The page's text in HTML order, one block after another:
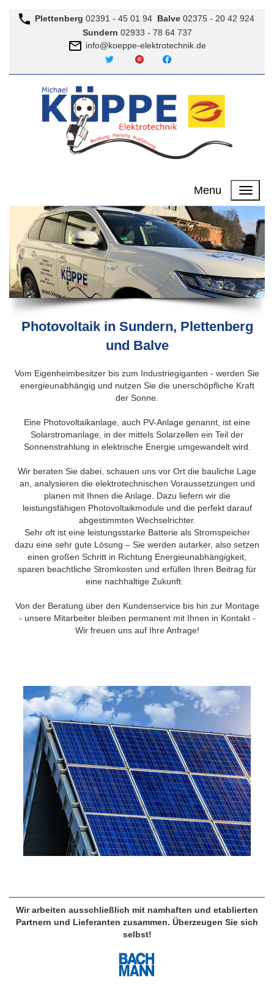
Plettenberg 02391 - 45 01 94 Balve 02375 - 20 42 924
Sundern 02933 - 78 64 737
info@koeppe-elektrotechnik.de
Menu
Photovoltaik in Sundern, Plettenberg
und Balve
Vom Eigenheimbesitzer bis zum Industriegiganten - werden Sie
energieunabhängig und nutzen Sie die unerschöpfliche Kraft
der Sonne.
Eine Photovoltaikanlage, auch PV-Anlage genannt, ist eine
Solarstromanlage, in der mittels Solarzellen ein Teil der
Sonnenstrahlung in elektrische Energie umgewandelt wird.
Wir beraten Sie dabei, schauen uns vor Ort die bauliche Lage
an, analysieren die elektrotechnischen Voraussetzungen und
planen mit Ihnen die Anlage. Dazu liefern wir die
leistungsfähigen Photovoltaikmodule und die perfekt darauf
abgestimmten Wechselrichter.
Sehr oft ist eine leistungsstarke Batterie als Stromspeicher
dazu eine sehr gute Lösung – Sie werden autarker, also setzen
einen großen Schritt in Richtung Energieunabhängigkeit,
sparen beachtliche Stromkosten und erfüllen Ihren Beitrag für
eine nachhaltige Zukunft.
Von der Beratung über den Kundenservice bis hin zur Montage
- unsere Mitarbeiter bleiben permanent mit Ihnen in Kontakt -
Wir freuen uns auf Ihre Anfrage!
Wir arbeiten ausschließlich mit namhaften und etablierten
Partnern und Lieferanten zusammen. Überzeugen Sie sich
selbst!